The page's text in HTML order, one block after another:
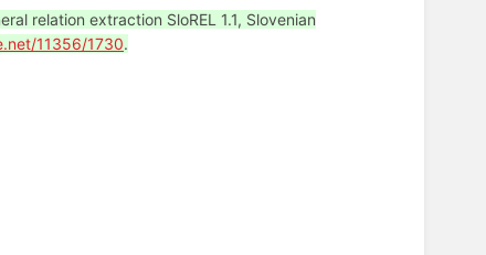
relation extraction SloREL 1.1, Slovenian
11356/1730.